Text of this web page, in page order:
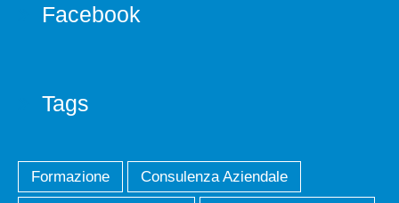
Facebook
Tags
Formazione Consulenza Aziendale